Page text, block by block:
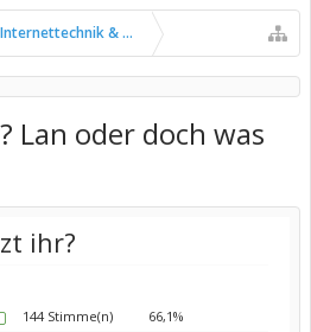
& Kommunikation
Lan oder doch was
ihr?
144 Stimme(n) 66,1%